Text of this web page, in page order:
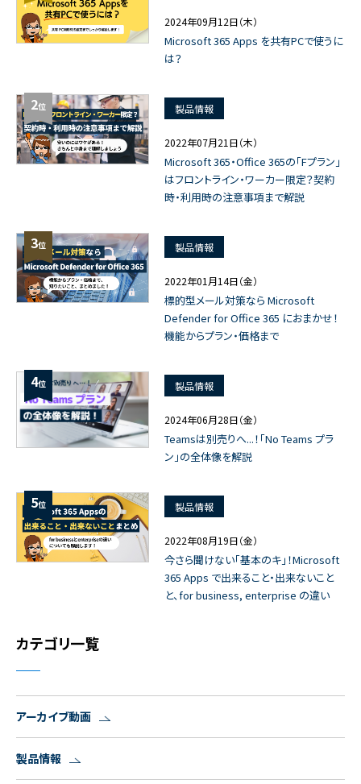
2024年09月12日（木）
Microsoft 365 Apps を共有PCで使うに
は？
2位 製品情報
2022年07月21日（木）
Microsoft 365・Office 365の「Fプラン」
はフロントライン・ワーカー限定？契約
時・利用時の注意事項まで解説
3位 製品情報
2022年01月14日（金）
標的型メール対策なら Microsoft
Defender for Office 365 におまかせ！
機能からプラン・価格まで
4位 製品情報
2024年06月28日（金）
Teamsは別売りへ...！「No Teams プラ
ン」の全体像を解説
5位 製品情報
2022年08月19日（金）
今さら聞けない「基本のキ」！Microsoft
365 Apps で出来ること・出来ないこと
と、for business, enterprise の違い
カテゴリ一覧
アーカイブ動画
製品情報